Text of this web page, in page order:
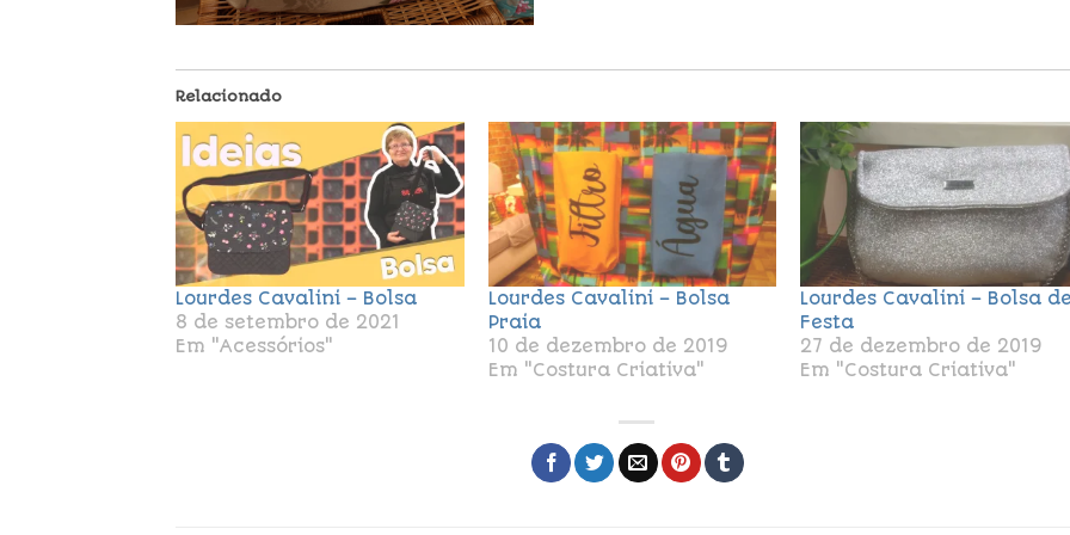
Relacionado
Lourdes Cavalini – Bolsa
8 de setembro de 2021
Em "Acessórios"
Lourdes Cavalini – Bolsa
Praia
10 de dezembro de 2019
Em "Costura Criativa"
Lourdes Cavalini – Bolsa
Festa
27 de dezembro de 2019
Em "Costura Criativa"